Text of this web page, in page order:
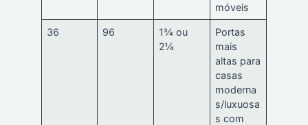
móveis
36 96
1¾ ou
2¼
Portas
mais
altas para
casas
moderna
s/luxuosa
s com